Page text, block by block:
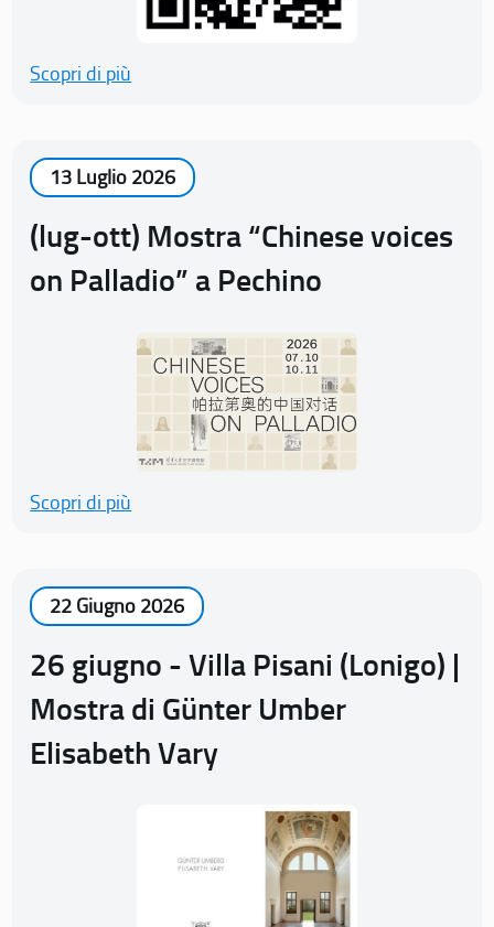
Scopri di più
13 Luglio 2026
(lug-ott) Mostra “Chinese voices
on Palladio” a Pechino
Scopri di più
22 Giugno 2026
26 giugno - Villa Pisani (Lonigo) |
Mostra di Günter Umber
Elisabeth Vary